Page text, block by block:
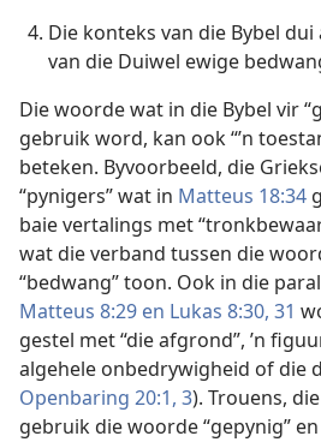
Die konteks van die Bybel
van die Duiwel ewige
Die woorde wat in die Bybel vir
gebruik word, kan ook “’n
beteken. Byvoorbeeld, die
“pynigers” wat in Matteus 18:34
baie vertalings met
wat die verband tussen die
“bedwang” toon. Ook in die
Matteus 8:29 en Lukas 8:30, 31
gestel met “die afgrond”, ’n
algehele onbedrywigheid of die
Openbaring 20:1, 3). Trouens,
gebruik die woorde “gepynig” en